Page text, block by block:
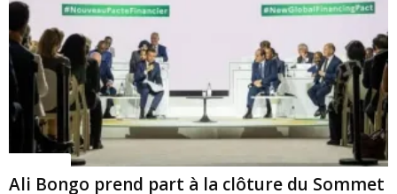
Ali Bongo prend part à la clôture du Sommet